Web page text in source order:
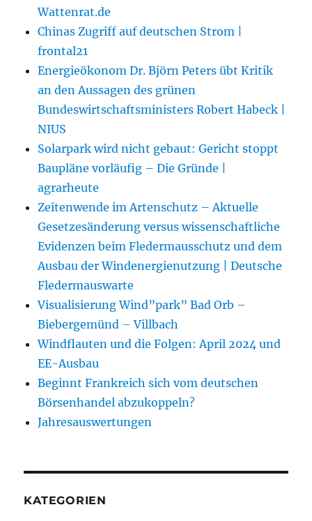
Wattenrat.de
Chinas Zugriff auf deutschen Strom |
frontal21
Energieökonom Dr. Björn Peters übt Kritik
an den Aussagen des grünen
Bundeswirtschaftsministers Robert Habeck |
NIUS
Solarpark wird nicht gebaut: Gericht stoppt
Baupläne vorläufig – Die Gründe |
agrarheute
Zeitenwende im Artenschutz – Aktuelle
Gesetzesänderung versus wissenschaftliche
Evidenzen beim Fledermausschutz und dem
Ausbau der Windenergienutzung | Deutsche
Fledermauswarte
Visualisierung Wind”park” Bad Orb –
Biebergemünd – Villbach
Windflauten und die Folgen: April 2024 und
EE-Ausbau
Beginnt Frankreich sich vom deutschen
Börsenhandel abzukoppeln?
Jahresauswertungen
KATEGORIEN